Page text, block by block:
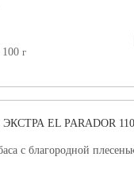
100г
EL PARADOR
с благородной